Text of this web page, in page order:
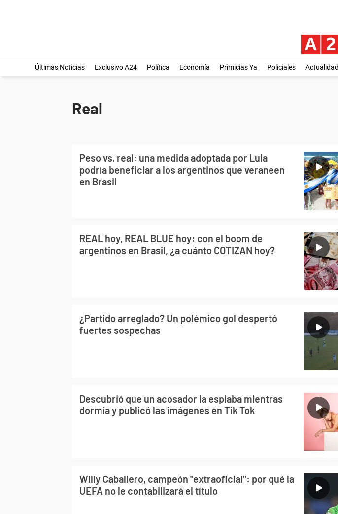
Últimas Noticias Exclusivo A24 Política Economía Primicias Ya Policiales Actualidad
Real
Peso vs. real: una medida adoptada por Lula
podría beneficiar a los argentinos que veraneen
en Brasil
REAL hoy, REAL BLUE hoy: con el boom de
argentinos en Brasil, ¿a cuánto COTIZAN hoy?
¿Partido arreglado? Un polémico gol despertó
fuertes sospechas
Descubrió que un acosador la espiaba mientras
dormía y publicó las imágenes en Tik Tok
Willy Caballero, campeón "extraoficial": por qué la
UEFA no le contabilizará el título